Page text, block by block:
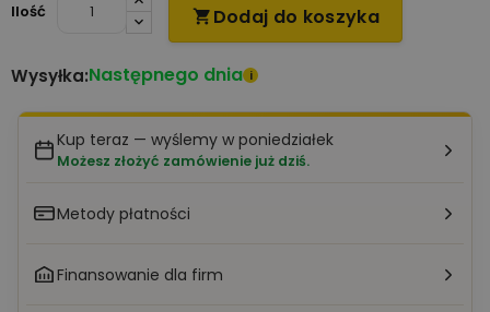
Ilość
 Dodaj do koszyka
Wysyłka:Następnego dnia i
Kup teraz — wyślemy w poniedziałek
Możesz złożyć zamówienie już dziś.
Metody płatności
Finansowanie dla firm